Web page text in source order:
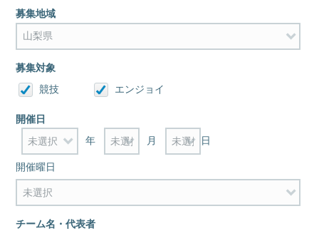
募集地域
募集対象
競技
エンジョイ
開催日
年
月 日
開催曜日
チーム名・代表者